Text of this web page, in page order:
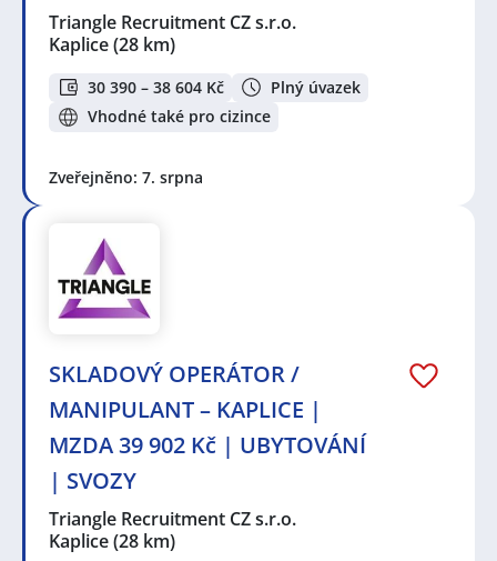
Triangle Recruitment CZ s.r.o.
Kaplice(28 km)
30 390 – 38 604 Kč
Plný úvazek
Vhodné také pro cizince
Zveřejněno: 7. srpna
SKLADOVÝ OPERÁTOR /
MANIPULANT – KAPLICE |
MZDA 39 902 Kč | UBYTOVÁNÍ
| SVOZY
Triangle Recruitment CZ s.r.o.
Kaplice(28 km)